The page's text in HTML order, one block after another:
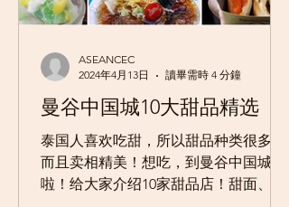
曼谷中国城10大甜品精选
泰国人喜欢吃甜，所以甜品种类很多，
而且卖相精美！想吃，到曼谷中国城来
啦！给大家介绍10家甜品店！甜面、甜
ASEANCEC
2024年4月13日
讀畢需時 4 分鐘